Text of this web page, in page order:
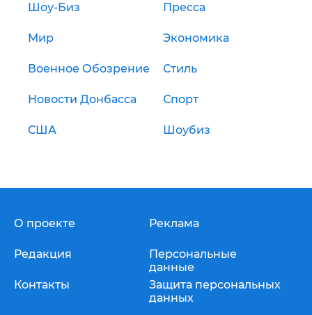
Шоу-Биз Пресса
Мир Экономика
Военное Обозрение Стиль
Новости Донбасса Спорт
США Шоубиз
О проекте
Редакция
Контакты
Реклама
Персональные
данные
Защита персональных
данных